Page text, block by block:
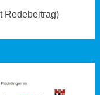
Redebeitrag)